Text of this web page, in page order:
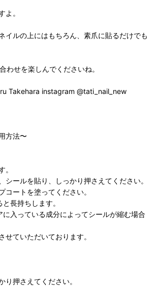
よ。
イルの上にはもちろん、素爪に貼るだけでも
わせを楽しんでくださいね。
Takehara instagram @tati_nail_new
方法〜
。
シールを貼り、しっかり押さえてください。
コートを塗ってください。
長持ちします。
入っている成分によってシールが縮む場合
せていただいております。
り押さえてください。